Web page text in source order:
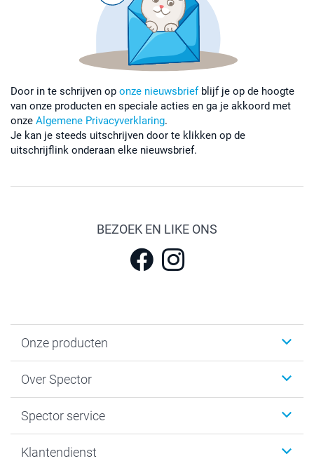
Door in te schrijven op onze nieuwsbriefblijf je op de hoogte
van onze producten en speciale acties en ga je akkoord met
onze Algemene Privacyverklaring.
Je kan je steeds uitschrijven door te klikken op de
uitschrijflink onderaan elke nieuwsbrief.
BEZOEK EN LIKE ONS
Onze producten
Kaartjes
Fotoboeken
Fotoprints, Fotoposter & Fotoalbum met fotoprints
Over Spector
Sitemap
Privacybeleid
Spector service
smartbonus
Klantendienst